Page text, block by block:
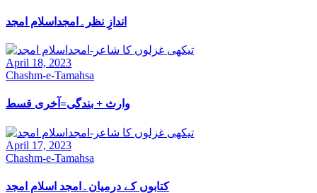
اندازِ نظر۔امجداسلام امجد
April 18, 2023
Chashm-e-Tamahsa
وارث + بندگی=آخری قسط
April 17, 2023
Chashm-e-Tamahsa
کتابوں کے درمیان۔امجد اسلام امجد